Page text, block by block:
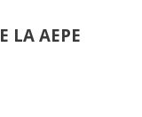
LA AEPE